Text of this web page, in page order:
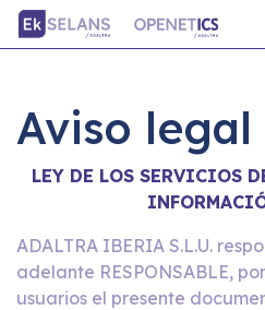
Aviso legal
LEY DE LOS SERVICIOS
ADALTRA IBERIA S.L.U.
adelante RESPONSABLE,
usuarios el presente